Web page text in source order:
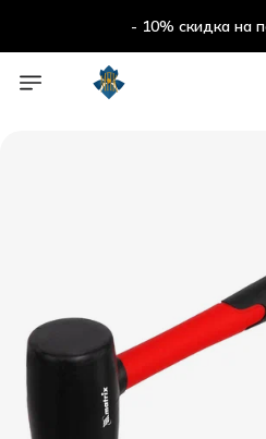
- 10% скидка на